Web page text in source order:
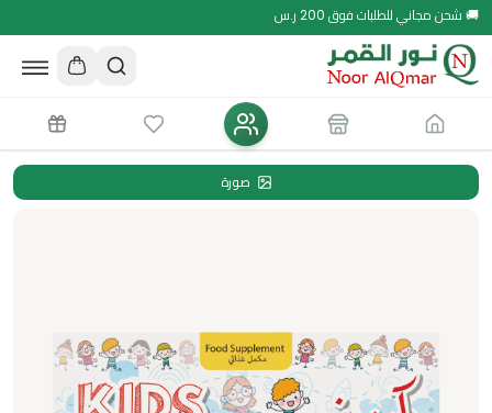
🚚 شحن مجاني للطلبات فوق 200 ر.س
صورة